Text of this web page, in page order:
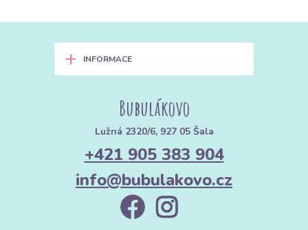
+ INFORMACE
Bubulákovo
Lužná 2320/6, 927 05 Šala
+421 905 383 904
info@bubulakovo.cz